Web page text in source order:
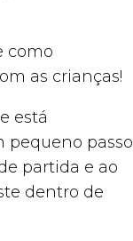
como
as crianças!
está
pequeno passo
partida e ao
dentro de